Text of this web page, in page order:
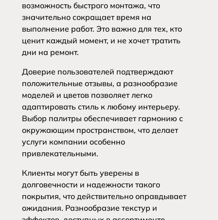
возможность быстрого монтажа, что
значительно сокращает время на
выполнение работ. Это важно для тех, кто
ценит каждый момент, и не хочет тратить
дни на ремонт.
Доверие пользователей подтверждают
положительные отзывы, а разнообразие
моделей и цветов позволяет легко
адаптировать стиль к любому интерьеру.
Выбор палитры обеспечивает гармонию с
окружающим пространством, что делает
услуги компании особенно
привлекательными.
Клиенты могут быть уверены в
долговечности и надежности такого
покрытия, что действительно оправдывает
ожидания. Разнообразие текстур и